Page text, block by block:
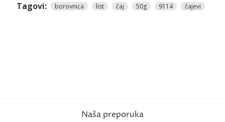
Tagovi: borovnica list čaj 50g 9114 čajevi
Naša preporuka